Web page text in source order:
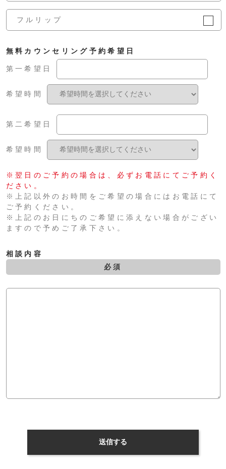
フルリップ
無料カウンセリング予約希望日
第一希望日
希望時間
第二希望日
希望時間
※翌日のご予約の場合は、必ずお電話にてご予約く
ださい。
※上記以外のお時間をご希望の場合にはお電話にて
ご予約ください。
※上記のお日にちのご希望に添えない場合がござい
ますので予めご了承下さい。
相談内容
必須